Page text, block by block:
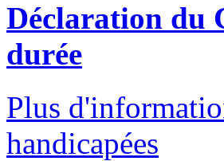
Déclaration du
durée
Plus
handicapées